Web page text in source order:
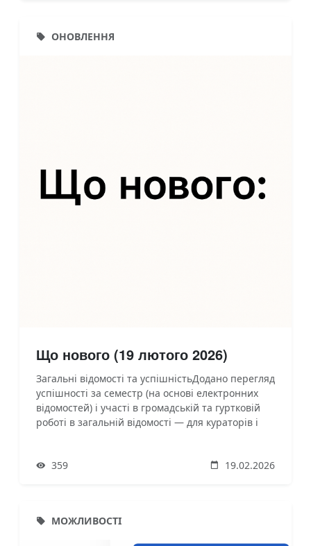
ОНОВЛЕННЯ
Що нового (19 лютого 2026)
Загальні відомості та успішністьДодано перегляд
успішності за семестр (на основі електронних
відомостей) і участі в громадській та гуртковій
роботі в загальній відомості — для кураторів і
адміністраторів.Виправлено помилки та
359 19.02.2026
МОЖЛИВОСТІ